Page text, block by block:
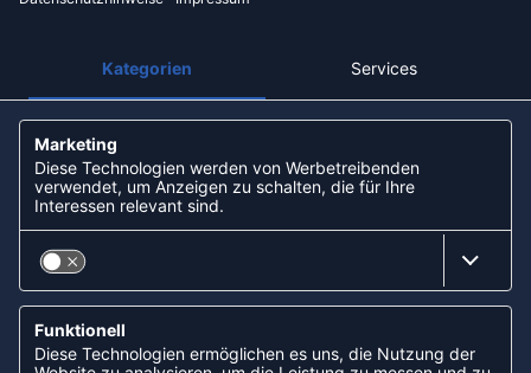
Partner: Handball-Camp
Nachhaltigkeit und Soziales
ZAHLUNGSARTEN
Apple Pay
Lastschrift (ELV) via Sofort
Kreditkarte
Rechnungskauf via Klarna